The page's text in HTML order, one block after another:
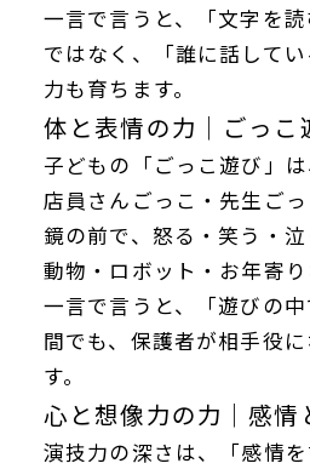
一言で言うと、「文字を
ではなく、「誰に話して
力も育ちます。
体と表情の力｜ごっ
子どもの「ごっこ遊び」
店員さんごっこ・先生ご
鏡の前で、怒る・笑う・
動物・ロボット・お年寄
一言で言うと、「遊びの
間でも、保護者が相手役
す。
心と想像力の力｜感
演技力の深さは、「感情